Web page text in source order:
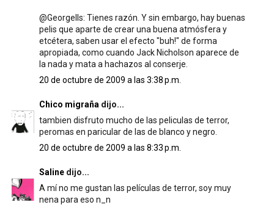
@Georgells: Tienes razón. Y sin embargo, hay buenas
pelis que aparte de crear una buena atmósfera y
etcétera, saben usar el efecto "buh!" de forma
apropiada, como cuando Jack Nicholson aparece de
la nada y mata a hachazos al conserje.
20 de octubre de 2009 a las 3:38 p.m.
Chico migraña dijo...
tambien disfruto mucho de las peliculas de terror,
peromas en paricular de las de blanco y negro.
20 de octubre de 2009 a las 8:33 p.m.
Salinedijo...
A mí no me gustan las películas de terror, soy muy
nena para eso n_n